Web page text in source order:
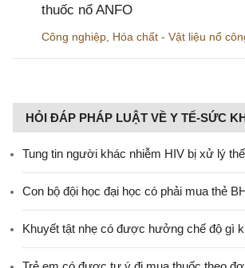
thuốc nổ ANFO
Công nghiệp Hóa chất - Vật liệu nổ
HỎI ĐÁP PHÁP LUẬT VỀ Y TẾ-SỨC
Tung tin người khác nhiễm HIV bị xử lý
Con bộ đội học đại học có phải mua thẻ
Khuyết tật nhẹ có được hưởng chế độ gì